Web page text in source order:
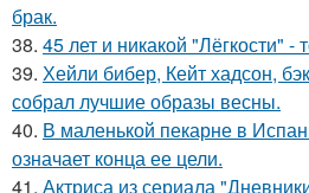
брак.
38. 45 лет и никакой "Лёгкости" -
39. Хейли бибер, Кейт хадсон,
собрал лучшие образы весны.
40. В маленькой пекарне в
означает конца ее цели.
41. Актриса из сериала